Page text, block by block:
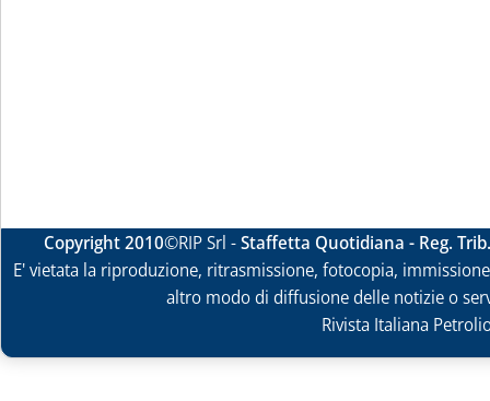
Copyright 2010©RIP Srl -Staffetta Quotidiana - Reg.
E' vietata la riproduzione, ritrasmissione, fotocopia,
altro modo di diffusione delle notizie o
Rivista Italiana